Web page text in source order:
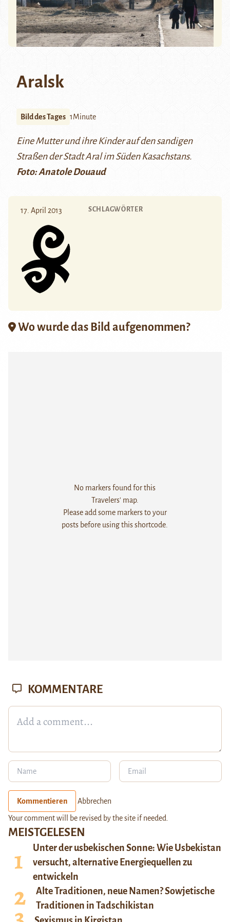
Aralsk
Bild des Tages 1Minute
Eine Mutter und ihre Kinder auf den sandigen
Straßen der Stadt Aral im Süden Kasachstans.
Foto: Anatole Douaud
17. April 2013 SCHLAGWÖRTER
Wo wurde das Bild aufgenommen?
No markers found for this
Travelers' map.
Please add some markers to your
posts before using this shortcode.
MEISTGELESEN
Unter der usbekischen Sonne: Wie Usbekistan
versucht, alternative Energiequellen zu
entwickeln
Alte Traditionen, neue Namen? Sowjetische
Traditionen in Tadschikistan
KOMMENTARE
Kommentieren Abbrechen
Your comment will be revised by the site if needed.